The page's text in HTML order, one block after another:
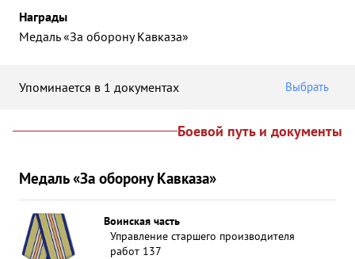
Награды
Медаль «За оборону Кавказа»
Упоминается в 1 документах Выбрать
Боевой путь и документы
Медаль «За оборону Кавказа»
Воинская часть
Управление старшего производителя
работ 137